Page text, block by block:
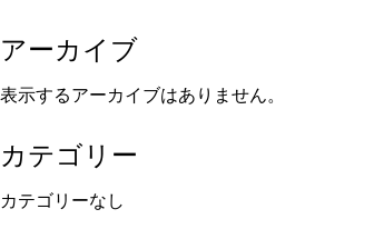
アーカイブ
表示するアーカイブはありません。
カテゴリー
カテゴリーなし